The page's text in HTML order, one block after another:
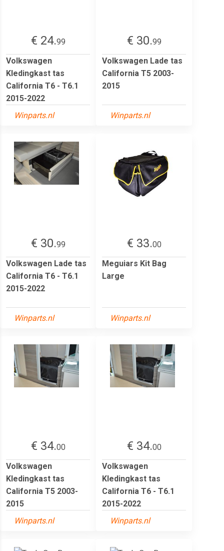
€ 24.99
Volkswagen
Kledingkast tas
California T6 - T6.1
2015-2022
Winparts.nl
€ 30.99
Volkswagen Lade tas
California T5 2003-
2015
Winparts.nl
€ 30.99
Volkswagen Lade tas
California T6 - T6.1
2015-2022
Winparts.nl
€ 33.00
Meguiars Kit Bag
Large
Winparts.nl
€ 34.00
Volkswagen
Kledingkast tas
California T5 2003-
2015
Winparts.nl
€ 34.00
Volkswagen
Kledingkast tas
California T6 - T6.1
2015-2022
Winparts.nl